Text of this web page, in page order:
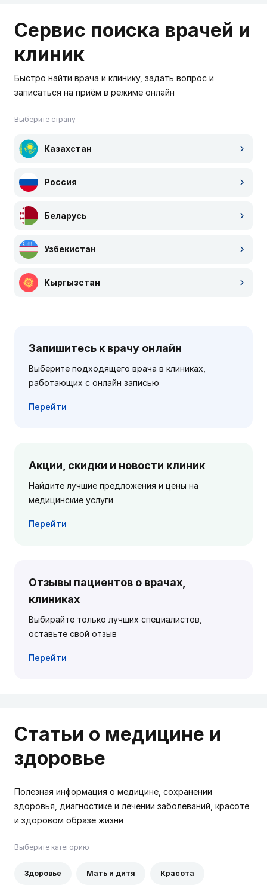
Сервис поиска врачей и
клиник
Быстро найти врача и клинику, задать вопрос и
записаться на приём в режиме онлайн
Выберите страну
Казахстан
Россия
Беларусь
Узбекистан
Кыргызстан
Запишитесь к врачу онлайн
Выберите подходящего врача в клиниках,
работающих с онлайн записью
Перейти
Акции, скидки и новости клиник
Найдите лучшие предложения и цены на
медицинские услуги
Перейти
Отзывы пациентов о врачах,
клиниках
Выбирайте только лучших специалистов,
оставьте свой отзыв
Перейти
Статьи о медицине и
здоровье
Полезная информация о медицине, сохранении
здоровья, диагностике и лечении заболеваний, красоте
и здоровом образе жизни
Выберите категорию
Здоровье Мать и дитя Красота